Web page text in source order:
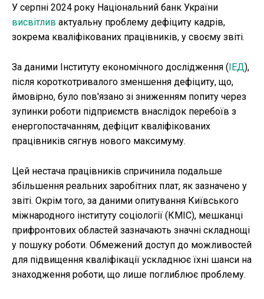
У серпні 2024 року Національний банк України
висвітлив актуальну проблему дефіциту кадрів,
зокрема кваліфікованих працівників, у своєму звіті.
За даними Інституту економічного дослідження ( ІЕД),
після короткотривалого зменшення дефіциту, що,
ймовірно, було пов'язано зі зниженням попиту через
зупинки роботи підприємств внаслідок перебоїв з
енергопостачанням, дефіцит кваліфікованих
працівників сягнув нового максимуму.
Цей нестача працівників спричинила подальше
збільшення реальних заробітних плат, як зазначено у
звіті. Окрім того, за даними опитування Київського
міжнародного інституту соціології (КМІС), мешканці
прифронтових областей зазначають значні складнощі
у пошуку роботи. Обмежений доступ до можливостей
для підвищення кваліфікації ускладнює їхні шанси на
знаходження роботи, що лише поглиблює проблему.